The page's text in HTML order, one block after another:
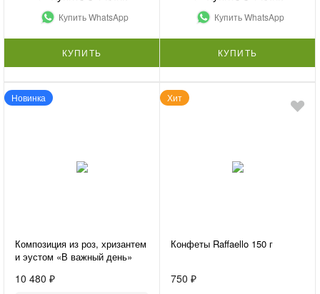
Купить WhatsApp
КУПИТЬ
Купить WhatsApp
КУПИТЬ
Новинка
Композиция из роз, хризантем
и эустом «В важный день»
10 480 ₽
Хит
Конфеты Raffaello 150 г
750 ₽